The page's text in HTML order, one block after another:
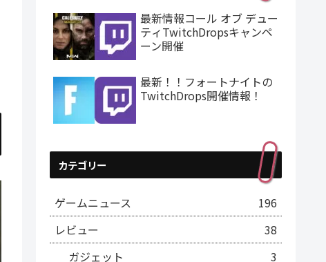
最新情報コール オブ デュー
ティTwitchDropsキャンペ
ーン開催
最新！！フォートナイトの
TwitchDrops開催情報！
カテゴリー
ゲームニュース
196
レビュー
38
ガジェット
3